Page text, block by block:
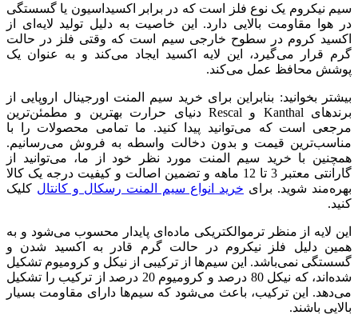
سیم نیکروم یک نوع فلز است که در برابر اکسیداسیون یا گسستگی
در هوا مقاومت بالایی دارد. این خاصیت به دلیل تولید لایه‌ای از
اکسید کروم در سطوح خارجی سیم است که وقتی فلز در حالت
گرم قرار می‌گیرد، این لایه اکسید ایجاد می‌کند و به عنوان یک
پوشش محافظ عمل می‌کند.
بیشتر بخوانید: بنابراین برای خرید سیم المنت اورجینال اروپایی از
برندهای Kanthal و Rescal دنیای حرارت بهترین و مطمئن‌ترین
مرجعی است که می‌توانید پیدا کنید. ما تمامی محصولات را با
مناسب‌ترین قیمت و بدون دخالت واسطه به فروش می‌رسانیم.
همچنین با خرید سیم المنت مورد نظر خود از ما، می‌توانید از
گارانتی معتبر 3 تا 12 ماهه و تضمین اصالت و کیفیت درجه یک کالا
بهره‌مند شوید. برای خرید انواع سیم المنت رسکال و کانتال کلیک
کنید.
این لایه از منظر ترموالکتریکی ماده‌ای پایدار محسوب می‌شود و به
همین دلیل فلز نیکروم در حالت گرم قادر به اکسید شدن و
گسستگی نمی‌باشد. این سیم‌ها از ترکیبی از نیکل و کرومیوم تشکیل
شده‌اند، که نیکل 80 درصد و کرومیوم 20 درصد از ترکیب را تشکیل
می‌دهد. این ترکیب، باعث می‌شود که سیم‌ها دارای مقاومت بسیار
بالایی باشند.